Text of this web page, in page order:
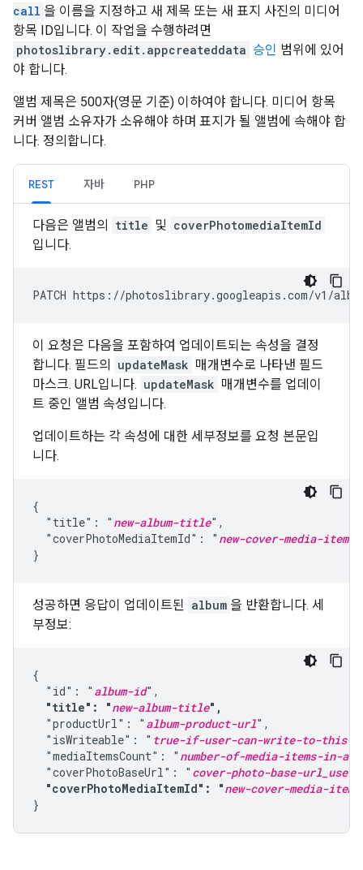
call 을 이름을 지정하고 새 제목 또는 새 표지 사진의 미디어
항목 ID입니다. 이 작업을 수행하려면
photoslibrary.edit.appcreateddata 승인 범위에 있어
야 합니다.
앨범 제목은 500자(영문 기준) 이하여야 합니다. 미디어 항목
커버 앨범 소유자가 소유해야 하며 표지가 될 앨범에 속해야 합
니다. 정의합니다.
REST 자바 PHP
다음은 앨범의 title 및 coverPhotomediaItemId
입니다.
PATCH https://photoslibrary.googleapis.com/v1/
이 요청은 다음을 포함하여 업데이트되는 속성을 결정
합니다. 필드의
updateMask 매개변수로 나타낸 필드
마스크. URL입니다. updateMask 매개변수를 업데이
트 중인 앨범 속성입니다.
업데이트하는 각 속성에 대한 세부정보를 요청 본문입
니다.
{
  "title": "
new-album-title",
  "coverPhotoMediaItemId": "
new-cover-media-item-
}
성공하면 응답이 업데이트된 album 을 반환합니다. 세
부정보:
{
  "id": "
album-id",
"title": "new-album-title",
  "productUrl": "
album-product-url",
  "isWriteable": "
true-if-user-can-write-to-this-
  "mediaItemsCount": "
number-of-media-items-in-
  "coverPhotoBaseUrl": "
cover-photo-base-url_use-
"coverPhotoMediaItemId": "new-cover-media-
}